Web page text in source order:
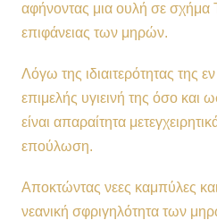
αφήνοντας μια ουλή σε σχήμα
επιφάνειας των μηρών.
Λόγω της ιδιαιτερότητας της
επιμελής υγιεινή της όσο και
είναι απαραίτητα
επούλωση.
Αποκτώντας νεες καμπύλες
νεανική σφριγηλότητα των